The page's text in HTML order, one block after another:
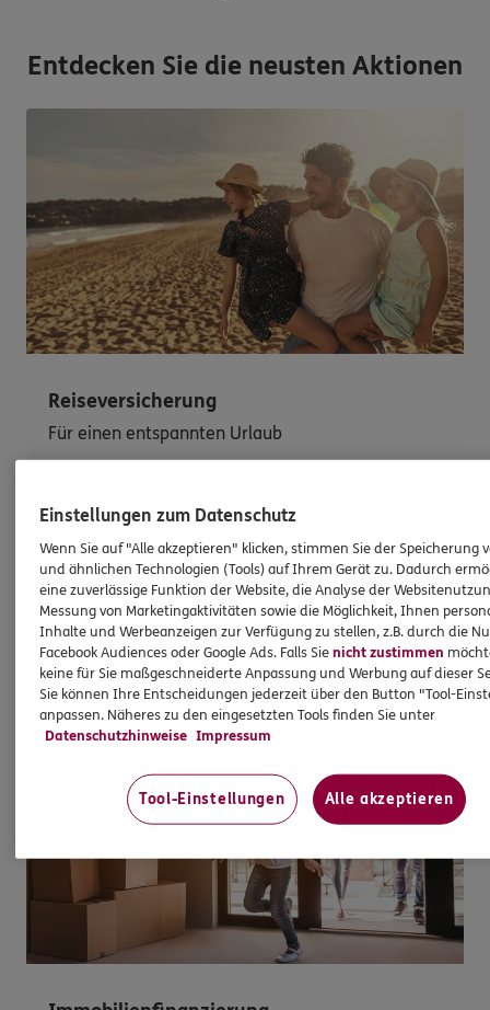
Entdecken Sie die neusten Aktionen
Reiseversicherung
Für einen entspannten Urlaub
schönen Seiten des Lebens. Und dennoch:
Passieren kann immer was. Oft sind Kleinigkeiten
für schlechte Laune verantwortlich.
Mehr erfahren
Einstellungen zum Datenschutz
Wenn Sie auf "Alle akzeptieren" klicken, stimmen Sie der Speicherung
und ähnlichen Technologien (Tools) auf Ihrem Gerät zu. Dadurch
eine zuverlässige Funktion der Website, die Analyse der
Messung von Marketingaktivitäten sowie die Möglichkeit, Ihnen
Inhalte und Werbeanzeigen zur Verfügung zu stellen, z.B. durch die
Facebook Audiences oder Google Ads. Falls Sienicht zustimmen
keine für Sie maßgeschneiderte Anpassung und Werbung auf dieser
Sie können Ihre Entscheidungen jederzeit über den Button "Tool-
anpassen. Näheres zu den eingesetzten Tools finden Sie unter
Datenschutzhinweise Impressum
Tool-Einstellungen Alle akzeptieren